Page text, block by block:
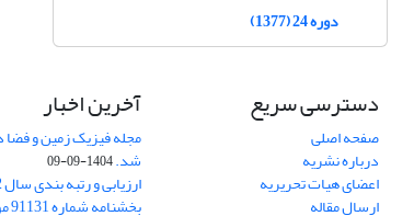
دوره 24 (1377)
دسترسی سریع
صفحه اصلی
درباره نشریه
اعضای هیات تحریریه
ارسال مقاله
آخرین اخبار
شد.1404-09-09
ارزیابی و رتبه بندی سال 1402
بخشنامه شماره 91131 مورخ 1402/04/04